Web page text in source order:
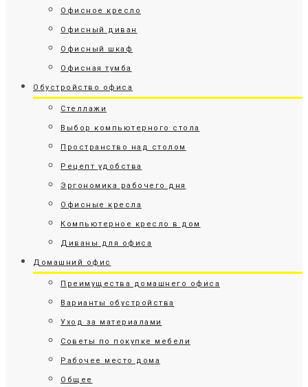
Офисное кресло
Офисный диван
Офисный шкаф
Офисная тумба
Обустройство офиса
Стеллажи
Выбор компьютерного стола
Пространство над столом
Рецепт удобства
Эргономика рабочего дня
Офисные кресла
Компьютерное кресло в дом
Диваны для офиса
Домашний офис
Преимущества домашнего офиса
Варианты обустройства
Уход за материалами
Советы по покупке мебели
Рабочее место дома
Общее